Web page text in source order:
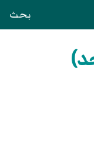
بحث